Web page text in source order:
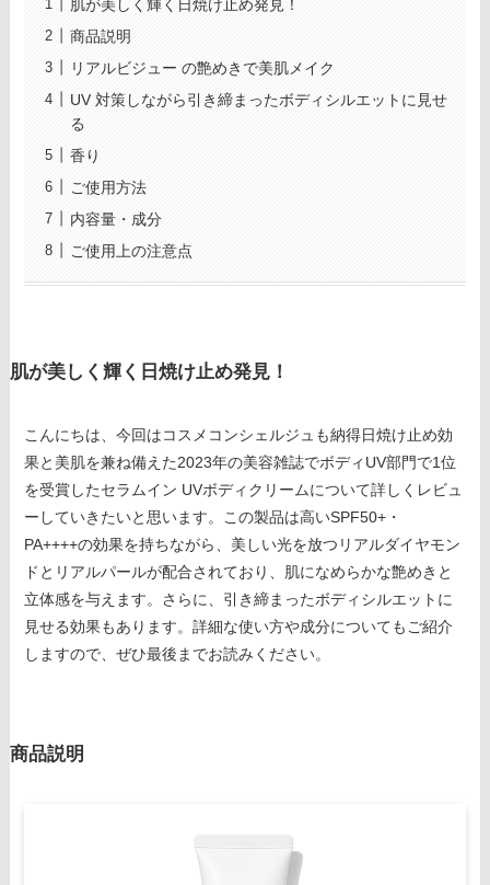
肌が美しく輝く日焼け止め発見！
商品説明
リアルビジュー の艶めきで美肌メイク
UV 対策しながら引き締まったボディシルエットに見せ
る
香り
ご使用方法
内容量・成分
ご使用上の注意点
肌が美しく輝く日焼け止め発見！
こんにちは、今回はコスメコンシェルジュも納得日焼け止め効
果と美肌を兼ね備えた2023年の美容雑誌でボディUV部門で1位
を受賞したセラムイン UVボディクリームについて詳しくレビュ
ーしていきたいと思います。この製品は高いSPF50+・
PA++++の効果を持ちながら、美しい光を放つリアルダイヤモン
ドとリアルパールが配合されており、肌になめらかな艶めきと
立体感を与えます。さらに、引き締まったボディシルエットに
見せる効果もあります。詳細な使い方や成分についてもご紹介
しますので、ぜひ最後までお読みください。
商品説明